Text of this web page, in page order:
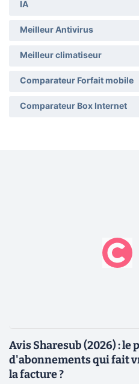
IA
Meilleur Antivirus
Meilleur climatiseur
Comparateur Forfait mobile
Comparateur Box Internet
Avis Sharesub (2026) : le
d'abonnements qui fait
la facture ?